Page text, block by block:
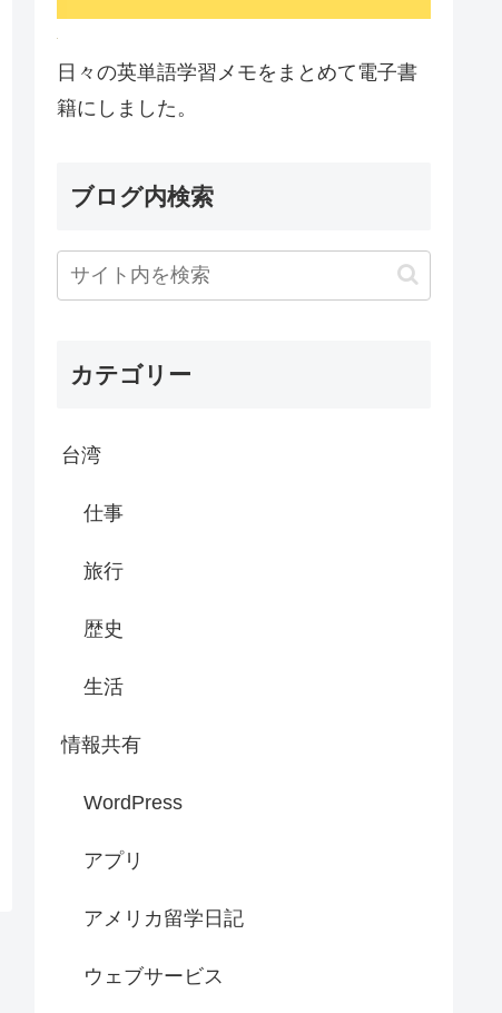
日々の英単語学習メモをまとめて電子書
籍にしました。
ブログ内検索
カテゴリー
台湾
仕事
旅行
歴史
生活
情報共有
WordPress
アプリ
アメリカ留学日記
ウェブサービス